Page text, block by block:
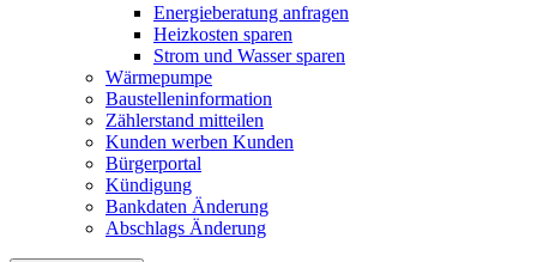
Energieberatung anfragen
Heizkosten sparen
Strom und Wasser sparen
Wärmepumpe
Baustelleninformation
Zählerstand mitteilen
Kunden werben Kunden
Bürgerportal
Kündigung
Bankdaten Änderung
Abschlags Änderung